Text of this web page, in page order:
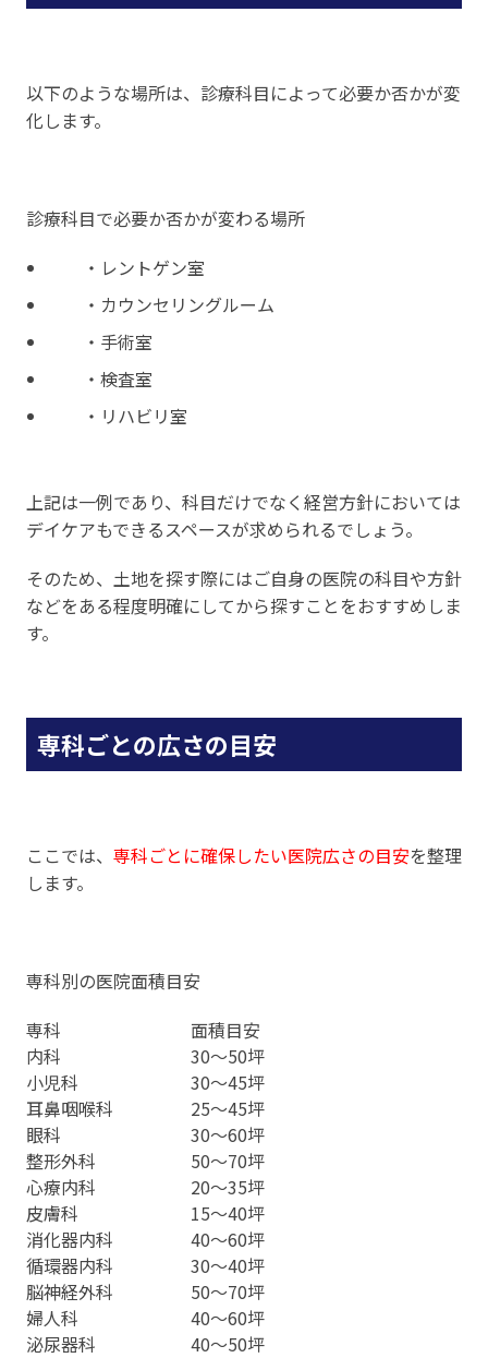
以下のような場所は、診療科目によって必要か否かが変
化します。
診療科目で必要か否かが変わる場所
・レントゲン室
・カウンセリングルーム
・手術室
・検査室
・リハビリ室
上記は一例であり、科目だけでなく経営方針においては
デイケアもできるスペースが求められるでしょう。
そのため、土地を探す際にはご自身の医院の科目や方針
などをある程度明確にしてから探すことをおすすめしま
す。
専科ごとの広さの目安
ここでは、 専科ごとに確保したい医院広さの目安を整理
します。
専科別の医院面積目安
専科
面積目安
内科
30～50坪
小児科
30～45坪
耳鼻咽喉科
25～45坪
眼科
30～60坪
整形外科
50～70坪
心療内科
20～35坪
皮膚科
15～40坪
消化器内科
40～60坪
循環器内科
30～40坪
脳神経外科
50～70坪
婦人科
40～60坪
泌尿器科
40～50坪